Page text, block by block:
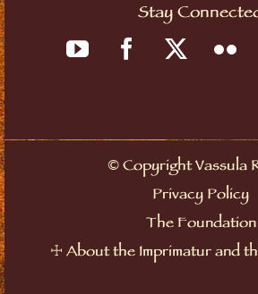
Stay
©Copyright Vassula
Privacy Policy
The Foundation
☩ About the Imprimatur and